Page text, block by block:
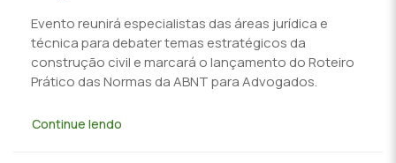
Evento reunirá especialistas das áreas jurídica e
técnica para debater temas estratégicos da
construção civil e marcará o lançamento do Roteiro
Prático das Normas da ABNT para Advogados.
Continue lendo